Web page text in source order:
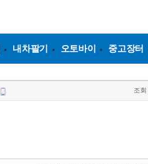
내차팔기 오토바이 중고장터
조회